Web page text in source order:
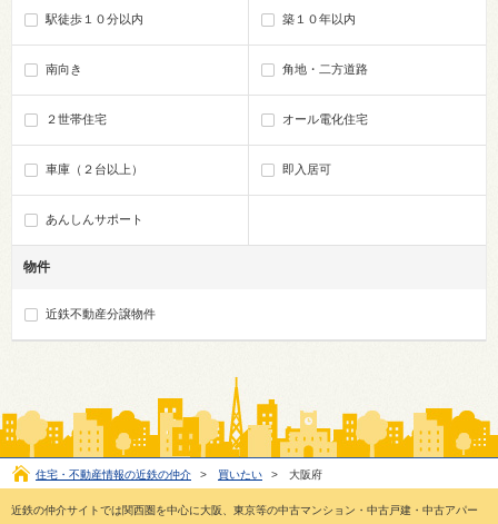
駅徒歩１０分以内 築１０年以内
南向き 角地・二方道路
２世帯住宅 オール電化住宅
車庫（２台以上） 即入居可
あんしんサポート
物件
近鉄不動産分譲物件
住宅・不動産情報の近鉄の仲介 > 買いたい > 大阪府
近鉄の仲介サイトでは関西圏を中心に大阪、東京等の中古マンション・中古戸建・中古アパー